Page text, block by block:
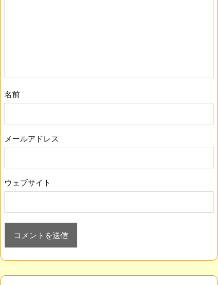
名前
メールアドレス
ウェブサイト